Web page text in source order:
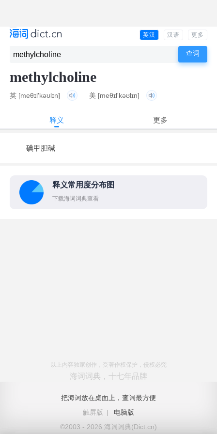
英汉 汉语 更多
methylcholine
英 [meθɪl'kəʊlɪn] 美 [meθɪl'kəʊlɪn]
释义 更多
碘甲胆碱
释义常用度分布图
下载海词词典查看
以上内容独家创作，受著作权保护，侵权必究
海词词典，十七年品牌
把海词放在桌面上，查词最方便
触屏版
|
电脑版
©2003 - 2026 海词词典(Dict.cn)